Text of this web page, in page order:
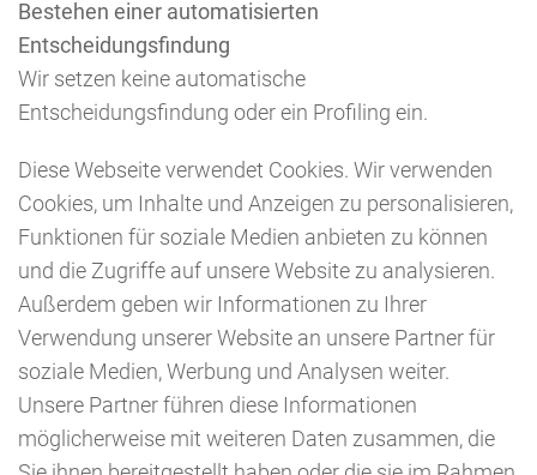
Bestehen einer automatisierten
Entscheidungsfindung
Wir setzen keine automatische
Entscheidungsfindung oder ein Profiling ein.
Diese Webseite verwendet Cookies. Wir verwenden
Cookies, um Inhalte und Anzeigen zu personalisieren,
Funktionen für soziale Medien anbieten zu können
und die Zugriffe auf unsere Website zu analysieren.
Außerdem geben wir Informationen zu Ihrer
Verwendung unserer Website an unsere Partner für
soziale Medien, Werbung und Analysen weiter.
Unsere Partner führen diese Informationen
möglicherweise mit weiteren Daten zusammen, die